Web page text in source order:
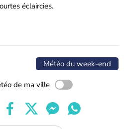
éclaircies.
Météo du week-end
de ma ville